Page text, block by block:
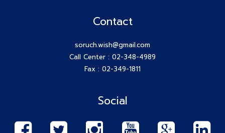
รับ Listing ฝากขายที่ดิน 100 ล้าน ได้ง่ายๆ ทำยังไง
วันพุธที่ 12 พ.ย 68 #สมาชิกWish เปิดโลกกว้างอีก 1 คอร์ส กับ
6688
Contact
soruch.wish@gmail.com
Call Center : 02-348-4989
Fax : 02-349-1811
Social